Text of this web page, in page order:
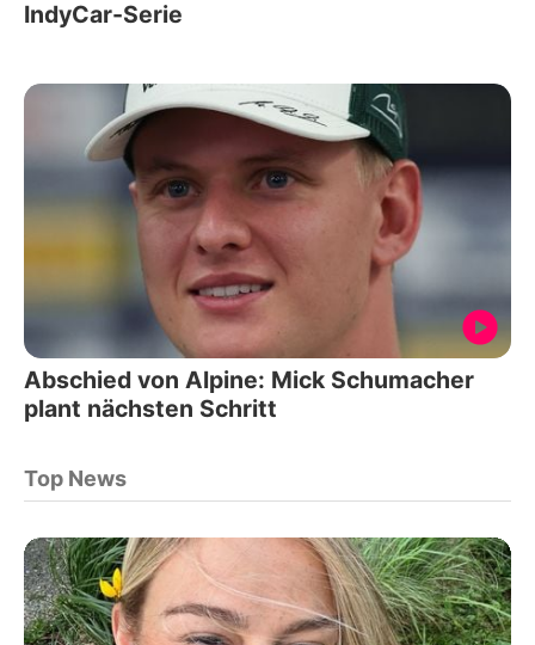
IndyCar-Serie
Abschied von Alpine: Mick Schumacher
plant nächsten Schritt
Top News